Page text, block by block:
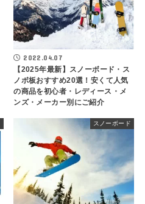
2022.04.07
【2025年最新】スノーボード・ス
ノボ板おすすめ20選！安くて人気
の商品を初心者・レディース・メ
ンズ・メーカー別にご紹介
スノーボード